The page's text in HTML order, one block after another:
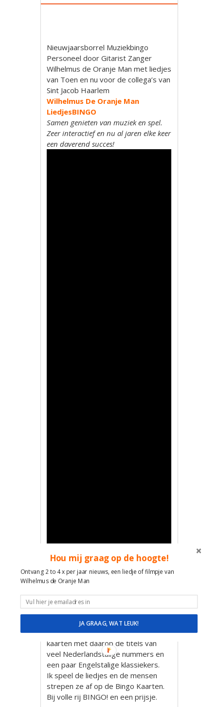
Nieuwjaarsborrel Muziekbingo
Personeel door Gitarist Zanger
Wilhelmus de Oranje Man met liedjes
van Toen en nu voor de collega’s van
Sint Jacob Haarlem
Wilhelmus De Oranje Man
LiedjesBINGO
Samen genieten van muziek en spel.
Zeer interactief en nu al jaren elke keer
een daverend succes!
Allemaal verschillende LiedjesBINGO
kaarten met daarop de titels van
veel Nederlandstalige nummers en
een paar Engelstalige klassiekers.
Ik speel de liedjes en de mensen
strepen ze af op de Bingo Kaarten.
Bij volle rij BINGO! en een prijsje.
Hou mij graag op de hoogte!
Ontvang 2 to 4 x per jaar nieuws, een liedje of filmpje van
Wilhelmus de Oranje Man
JA GRAAG, WAT LEUK!